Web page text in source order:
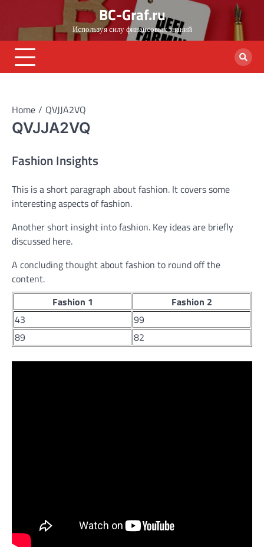
content
BC-Graf.ru
Используя силу финансовых знаний
Home QVJJA2VQ
QVJJA2VQ
Fashion Insights
This is a short paragraph about fashion. It covers some
interesting aspects of fashion.
Another short insight into fashion. Key ideas are briefly
discussed here.
A concluding thought about fashion to round off the
content.
Fashion 1
Fashion 2
43
99
89
82